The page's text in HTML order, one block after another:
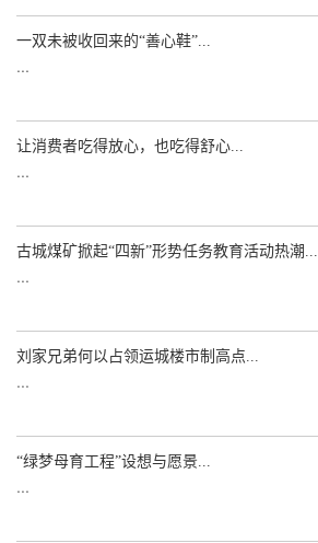
一双未被收回来的“善心鞋”...
...
让消费者吃得放心，也吃得舒心...
...
古城煤矿掀起“四新”形势任务教育活动热潮...
...
刘家兄弟何以占领运城楼市制高点...
...
“绿梦母育工程”设想与愿景...
...